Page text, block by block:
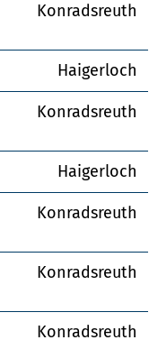
Konradsreuth
Haigerloch
Konradsreuth
Haigerloch
Konradsreuth
Konradsreuth
Konradsreuth